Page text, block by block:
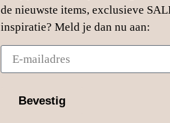
de nieuwste items, exclusieve
inspiratie? Meld je dan nu aan:
Bevestig